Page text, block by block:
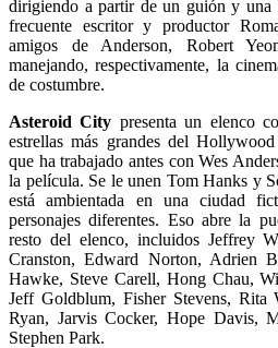
dirigiendo a partir de un guión y una
frecuente escritor y productor
amigos de Anderson, Robert
manejando, respectivamente, la
de costumbre.
Asteroid City presenta un elenco
estrellas más grandes del Hollywood
que ha trabajado antes con Wes
la película. Se le unen Tom Hanks y
está ambientada en una ciudad
personajes diferentes. Eso abre la
resto del elenco, incluidos Jeffrey
Cranston, Edward Norton, Adrien
Hawke, Steve Carell, Hong Chau,
Jeff Goldblum, Fisher Stevens,
Ryan, Jarvis Cocker, Hope Davis,
Stephen Park.